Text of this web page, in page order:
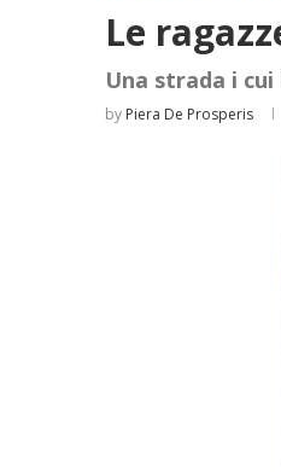
Le
Una strada i
by Piera De Prosperis